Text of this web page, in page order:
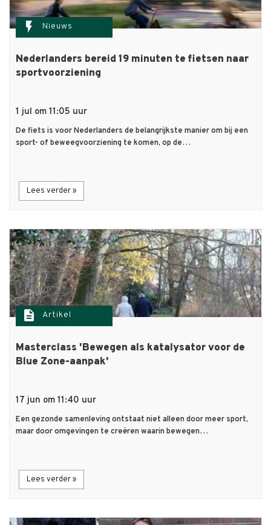
flash_on Nieuws
Nederlanders bereid 19 minuten te fietsen naar
sportvoorziening
1 jul om 11:05 uur
De fiets is voor Nederlanders de belangrijkste manier om bij een
sport- of beweegvoorziening te komen, op de…
Lees verder »
description Artikel
Masterclass 'Bewegen als katalysator voor de
Blue Zone-aanpak'
17 jun om 11:40 uur
Een gezonde samenleving ontstaat niet alleen door meer sport,
maar door omgevingen te creëren waarin bewegen…
Lees verder »